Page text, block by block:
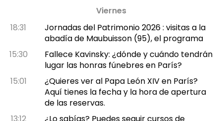
Viernes
18:31
Jornadas del Patrimonio 2026 : visitas a la
abadía de Maubuisson (95), el programa
15:30
Fallece Kavinsky: ¿dónde y cuándo tendrán
lugar las honras fúnebres en París?
15:01
¿Quieres ver al Papa León XIV en París?
Aquí tienes la fecha y la hora de apertura
de las reservas.